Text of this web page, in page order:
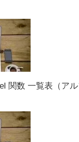
関数 一覧表（アル